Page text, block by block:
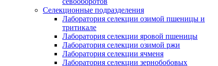
Селекционные подразделения
Лаборатория селекции озимой пшеницы и
тритикале
Лаборатория селекции яровой пшеницы
Лаборатория селекции озимой ржи
Лаборатория селекции ячменя
Лаборатория селекции зернобобовых